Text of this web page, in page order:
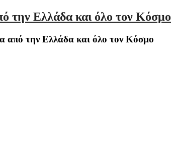
την Ελλάδα και όλο τον Κόσμο
από την Ελλάδα και όλο τον Κόσμο